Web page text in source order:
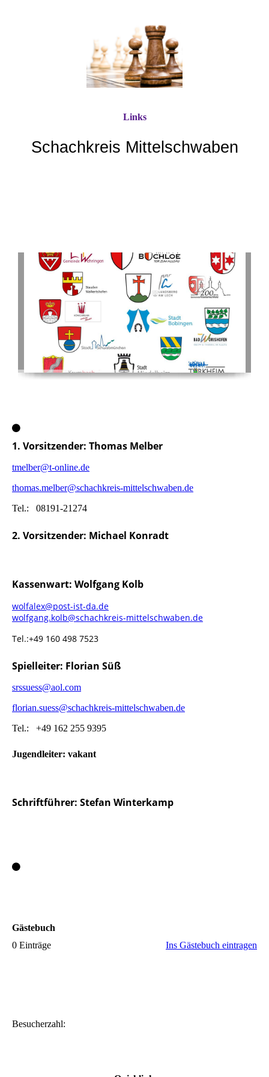
Schachkreis Mittelschwaben
Links
1. Vorsitzender: Thomas Melber
tmelber@t-online.de
thomas.melber@schachkreis-mittelschwaben.de
Tel.: 08191-21274
2. Vorsitzender: Michael Konradt
Kassenwart: Wolfgang Kolb
wolfalex@post-ist-da.de
wolfgang.kolb@schachkreis-mittelschwaben.de
Tel.:+49 160 498 7523
Spielleiter: Florian Süß
srssuess@aol.com
florian.suess@schachkreis-mittelschwaben.de
Tel.: +49 162 255 9395
Jugendleiter: vakant
Schriftführer: Stefan Winterkamp
Gästebuch
0 Einträge
Ins Gästebuch eintragen
Besucherzahl: